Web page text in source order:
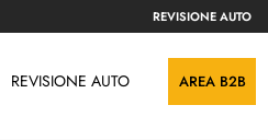
REVISIONE AUTO
REVISIONE AUTO AREA B2B